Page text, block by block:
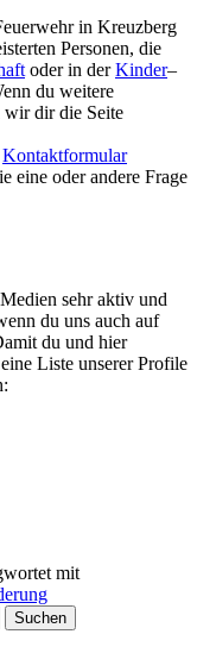
in Kreuzberg
Personen, die
oder in derKinder–
du weitere
dir die Seite
Kontaktformular
eine oder andere Frage
sehr aktiv und
du uns auch auf
du und hier
Liste unserer Profile
mit